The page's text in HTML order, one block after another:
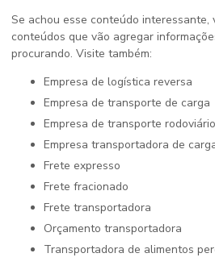
Se achou esse conteúdo interessante,
conteúdos que vão agregar
procurando. Visite também:
empresa de logística reversa
empresa de transporte de carga
empresa de transporte rodoviário
empresa transportadora de
frete expresso
frete fracionado
frete transportadora
orçamento transportadora
transportadora de alimentos